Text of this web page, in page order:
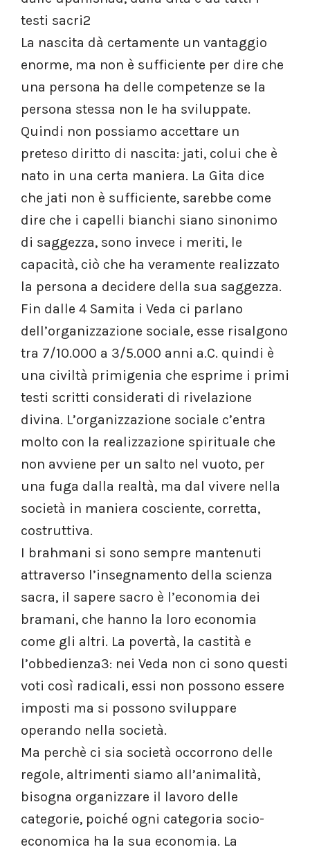
testi sacri2
La nascita dà certamente un vantaggio
enorme, ma non è sufficiente per dire che
una persona ha delle competenze se la
persona stessa non le ha sviluppate.
Quindi non possiamo accettare un
preteso diritto di nascita: jati, colui che è
nato in una certa maniera. La Gita dice
che jati non è sufficiente, sarebbe come
dire che i capelli bianchi siano sinonimo
di saggezza, sono invece i meriti, le
capacità, ciò che ha veramente realizzato
la persona a decidere della sua saggezza.
Fin dalle 4 Samita i Veda ci parlano
dell’organizzazione sociale, esse risalgono
tra 7/10.000 a 3/5.000 anni a.C. quindi è
una civiltà primigenia che esprime i primi
testi scritti considerati di rivelazione
divina. L’organizzazione sociale c’entra
molto con la realizzazione spirituale che
non avviene per un salto nel vuoto, per
una fuga dalla realtà, ma dal vivere nella
società in maniera cosciente, corretta,
costruttiva.
I brahmani si sono sempre mantenuti
attraverso l’insegnamento della scienza
sacra, il sapere sacro è l’economia dei
bramani, che hanno la loro economia
come gli altri. La povertà, la castità e
l’obbedienza3: nei Veda non ci sono questi
voti così radicali, essi non possono essere
imposti ma si possono sviluppare
operando nella società.
Ma perchè ci sia società occorrono delle
regole, altrimenti siamo all’animalità,
bisogna organizzare il lavoro delle
categorie, poiché ogni categoria socio-
economica ha la sua economia. La